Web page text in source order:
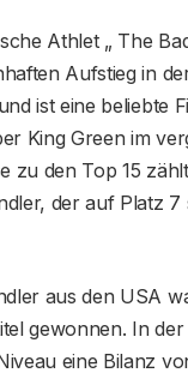
Athlet „ The
Aufstieg in
ist eine beliebte
King Green im
zu den Top 15
der auf Platz
aus den USA
gewonnen. In
eine Bilanz